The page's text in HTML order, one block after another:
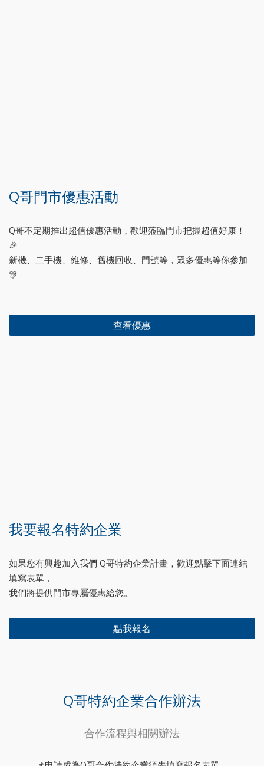
Q哥門市優惠活動
Q哥不定期推出超值優惠活動，歡迎蒞臨門市把握超值好康！
🎉
新機、二手機、維修、舊機回收、門號等，眾多優惠等你參加
🎊
查看優惠
我要報名特約企業
如果您有興趣加入我們 Q哥特約企業計畫，歡迎點擊下面連結
填寫表單，
我們將提供門市專屬優惠給您。
點我報名
Q哥特約企業合作辦法
合作流程與相關辦法